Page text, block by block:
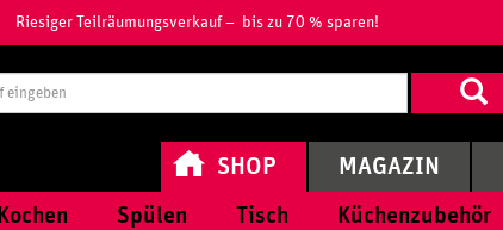
Riesiger Teilräumungsverkauf – bis zu 70 % sparen!
Suchbegriff
eingeben
SHOP
Kochen Spülen Tisch Küchenzubehör
MAGAZIN